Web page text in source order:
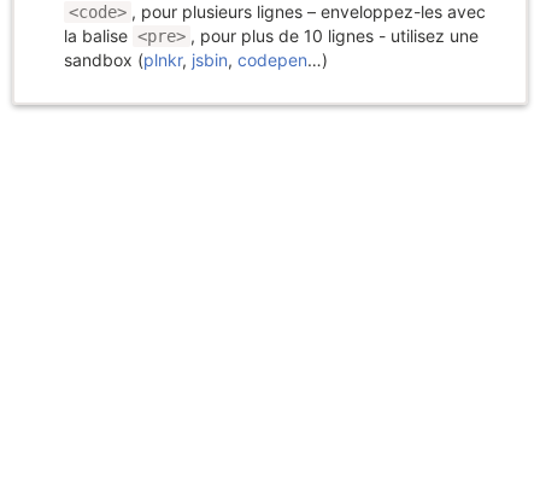
<code> , pour plusieurs lignes – enveloppez-les avec
la balise <pre> , pour plus de 10 lignes - utilisez une
sandbox (plnkr, jsbin, codepen…)